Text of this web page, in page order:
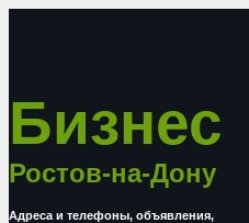
Бизнес
Ростов-на-Дону
Адреса и телефоны, объявления,